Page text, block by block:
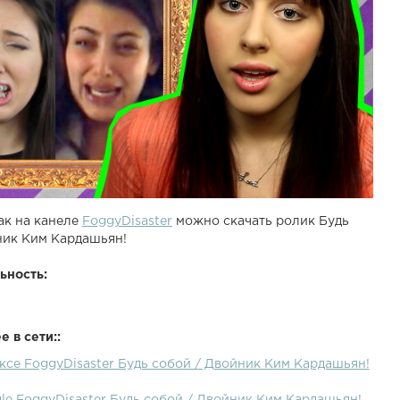
на канеле FoggyDisasterможно скачать ролик Будь
Ким Кардашьян!
в сети::
FoggyDisaster Будь собой / Двойник Ким Кардашьян!